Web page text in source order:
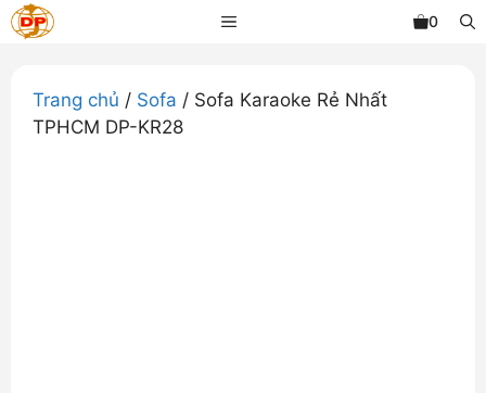
Chuyển
đến
dung
MENU 0
Trang chủ / Sofa / Sofa Karaoke Rẻ Nhất
TPHCM DP-KR28